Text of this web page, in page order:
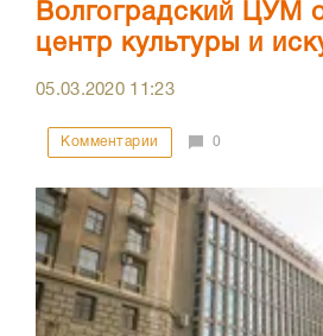
Волгоградский ЦУМ
центр культуры и
05.03.2020 11:23
Комментарии 0